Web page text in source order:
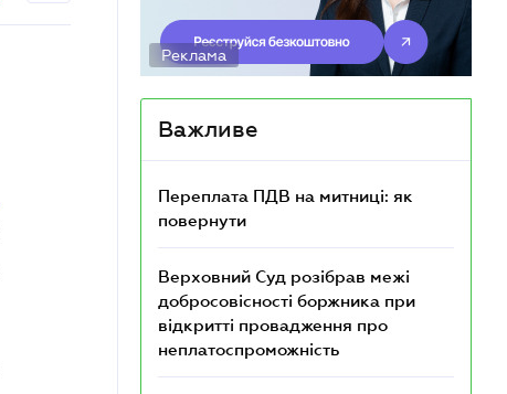
Реклама
Важливе
Переплата ПДВ на митниці: як
повернути
Верховний Суд розібрав межі
добросовісності боржника при
відкритті провадження про
неплатоспроможність